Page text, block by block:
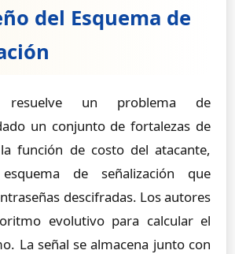
del Esquema de
resuelve un problema de
un conjunto de fortalezas de
función de costo del atacante,
de señalización que
descifradas. Los autores
evolutivo para calcular el
La señal se almacena junto con